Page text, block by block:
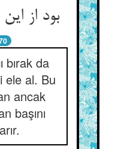
بود از
bırak da
ele al. Bu
ancak
başını